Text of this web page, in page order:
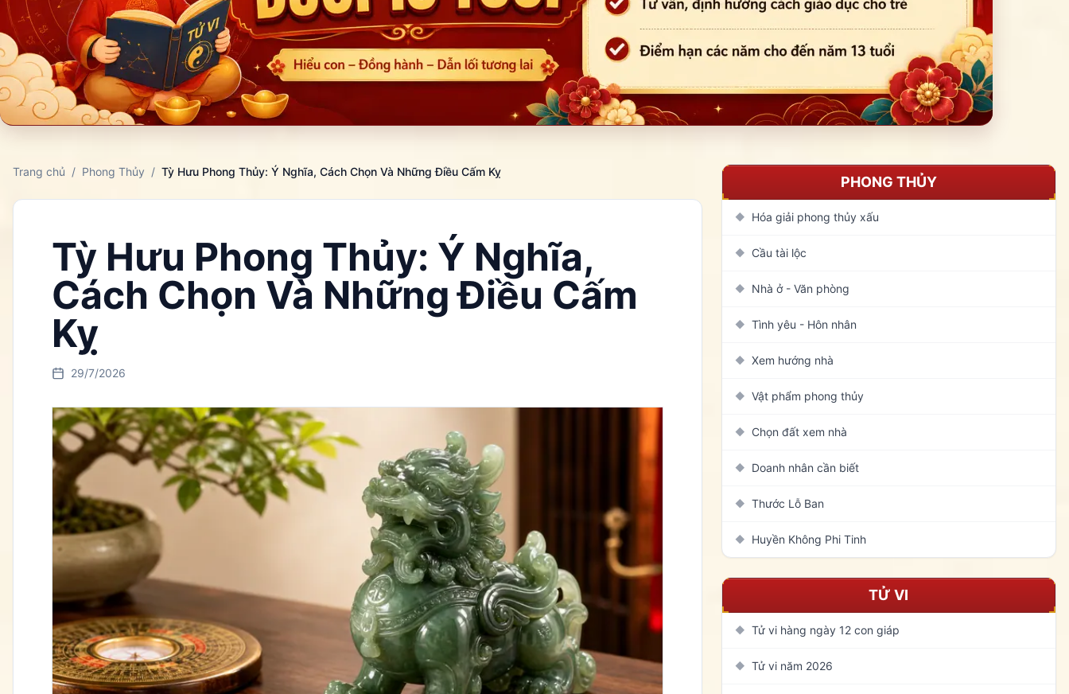
Trang chủ / Phong Thủy / Tỳ Hưu Phong Thủy: Ý Nghĩa, Cách Chọn Và Những Điều Cấm Kỵ
Tỳ Hưu Phong Thủy: Ý Nghĩa,
Cách Chọn Và Những Điều Cấm
Kỵ
29/7/2026
PHONG THỦY
◆ Hóa giải phong thủy xấu
◆ Cầu tài lộc
◆ Nhà ở - Văn phòng
◆ Tình yêu - Hôn nhân
◆ Xem hướng nhà
◆ Vật phẩm phong thủy
◆ Chọn đất xem nhà
◆ Doanh nhân cần biết
◆ Thước Lỗ Ban
◆ Huyền Không Phi Tinh
TỬ VI
◆ Tử vi hàng ngày 12 con giáp
◆ Tử vi năm 2026